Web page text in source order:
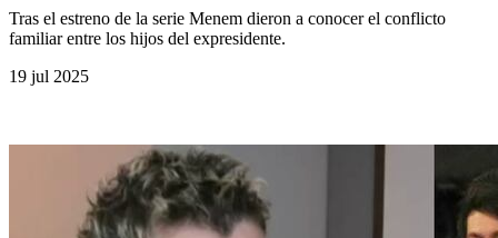
Tras el estreno de la serie Menem dieron a conocer el conflicto
familiar entre los hijos del expresidente.
19 jul 2025